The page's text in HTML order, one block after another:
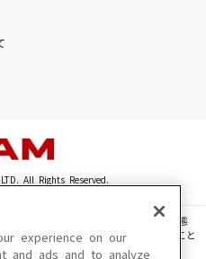
All Rights Reserved.
像・写真・動画・音声等を、手段や形態
断で複製、転載、ファイル化などすること
experience on our
and ads and to analyze